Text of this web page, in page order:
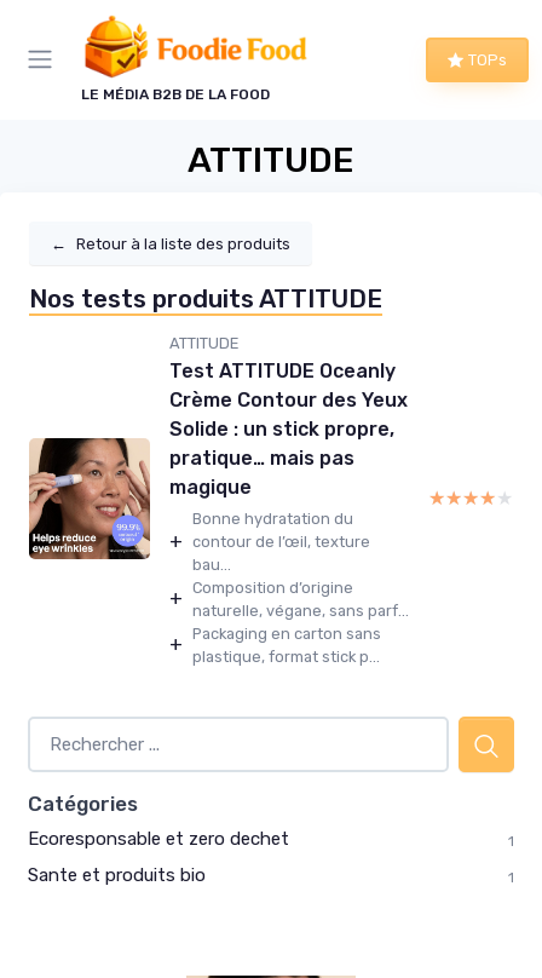
LE MÉDIA B2B DE LA FOOD
TOPs
ATTITUDE
← Retour à la liste des produits
Nos tests produits ATTITUDE
ATTITUDE
Test ATTITUDE Oceanly
Crème Contour des Yeux
Solide : un stick propre,
pratique… mais pas
magique
+
Bonne hydratation du
contour de l’œil, texture
bau...
+ Composition d’origine
naturelle, végane, sans parf...
+ Packaging en carton sans
plastique, format stick p...
★★★★★
★★★★★
Catégories
Ecoresponsable et zero dechet 1
Sante et produits bio 1
Panneau de gestion des cookies